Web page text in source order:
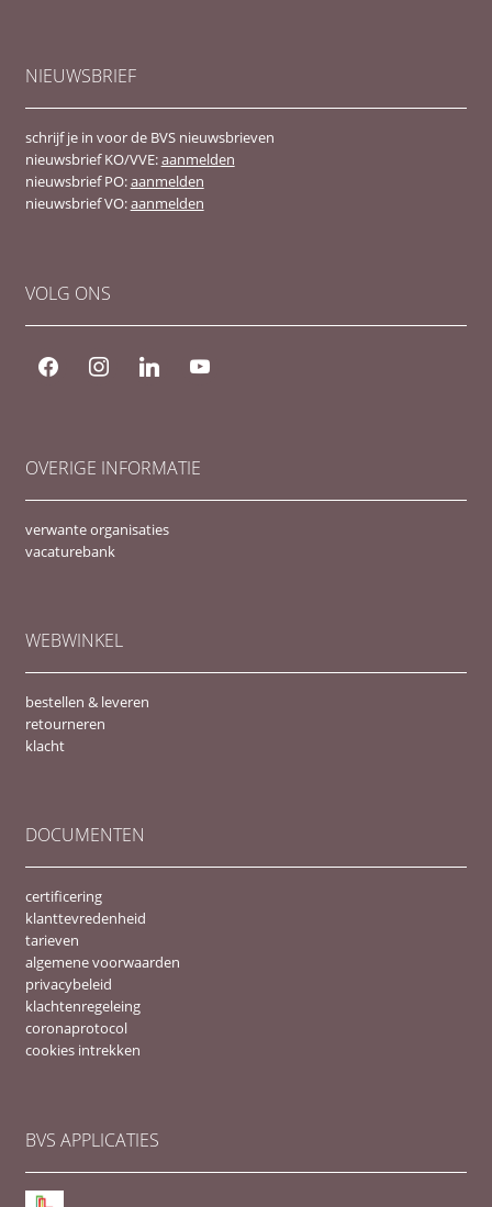
NIEUWSBRIEF
schrijf je in voor de BVS nieuwsbrieven
nieuwsbrief KO/VVE:aanmelden
nieuwsbrief PO:aanmelden
nieuwsbrief VO:aanmelden
VOLG ONS
facebook instagramlinkedin youtube
OVERIGE INFORMATIE
verwante organisaties
vacaturebank
WEBWINKEL
bestellen & leveren
retourneren
klacht
DOCUMENTEN
certificering
klanttevredenheid
tarieven
algemene voorwaarden
privacybeleid
klachtenregeleing
coronaprotocol
cookies intrekken
BVS APPLICATIES